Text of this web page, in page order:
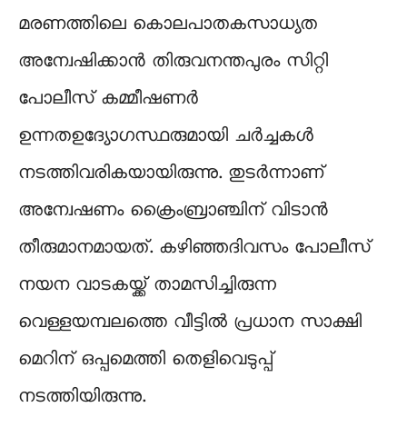
മരണത്തിലെ കൊലപാതകസാധ്യത
അന്വേഷിക്കാൻ തിരുവനന്തപുരം സിറ്റി
പോലീസ് കമ്മീഷണർ
ഉന്നതഉദ്യോഗസ്ഥരുമായി ചർച്ചകൾ
നടത്തിവരികയായിരുന്നു. തുടർന്നാണ്
അന്വേഷണം ക്രൈംബ്രാഞ്ചിന് വിടാൻ
തീരുമാനമായത്. കഴിഞ്ഞദിവസം പോലീസ്
നയന വാടകയ്ക്ക് താമസിച്ചിരുന്ന
വെള്ളയമ്പലത്തെ വീട്ടിൽ പ്രധാന സാക്ഷി
മെറിന് ഒപ്പമെത്തി തെളിവെടുപ്പ്
നടത്തിയിരുന്നു.